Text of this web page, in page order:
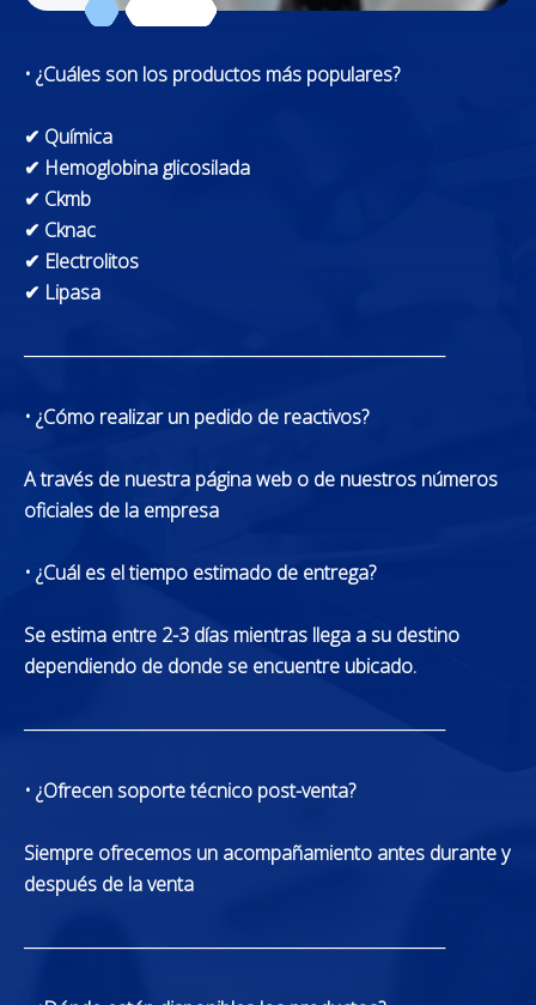
• ¿Cuáles son los productos más populares?
✔ Química
✔ Hemoglobina glicosilada
✔ Ckmb
✔ Cknac
✔ Electrolitos
✔ Lipasa
────────────────────────────────
• ¿Cómo realizar un pedido de reactivos?
A través de nuestra página web o de nuestros números
oficiales de la empresa
• ¿Cuál es el tiempo estimado de entrega?
Se estima entre 2-3 días mientras llega a su destino
dependiendo de donde se encuentre ubicado.
────────────────────────────────
• ¿Ofrecen soporte técnico post-venta?
Siempre ofrecemos un acompañamiento antes durante y
después de la venta
────────────────────────────────